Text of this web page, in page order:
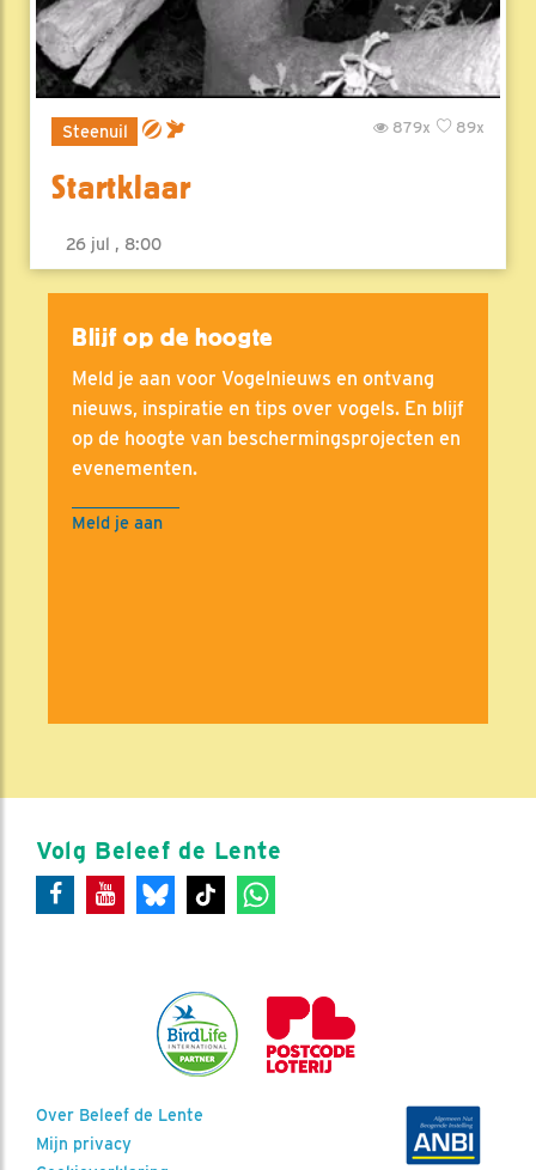
Steenuil 89x
879x
Startklaar
26 jul , 8:00
Blijf op de hoogte
Meld je aan voor Vogelnieuws en ontvang
nieuws, inspiratie en tips over vogels. En blijf
op de hoogte van beschermingsprojecten en
evenementen.
Meld je aan
Volg Beleef de Lente
Over Beleef de Lente
Mijn privacy